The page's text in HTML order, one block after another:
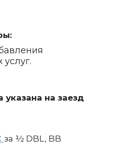
на заезд
за ½ DBL, BB